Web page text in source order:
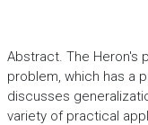
Abstract. The Heron's
problem, which has a
discusses
variety of practical